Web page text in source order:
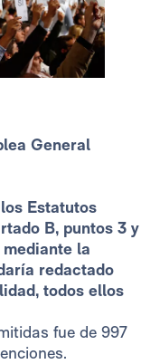
General
Estatutos
B, puntos 3 y
la
redactado
todos ellos
fue de 997